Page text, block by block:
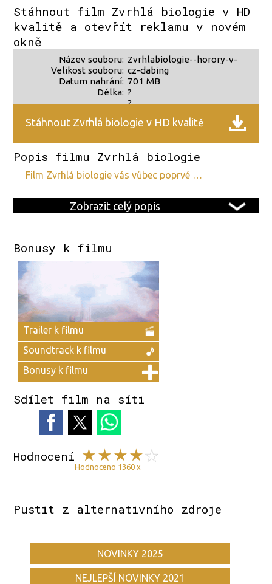
Stáhnout film Zvrhlá biologie v HD
kvalitě a otevřít reklamu v novém
okně
Název souboru:
Velikost souboru:
Datum nahrání:
Délka:
Zvrhlabiologie--horory-v-
cz-dabing
701 MB
?
?
Stáhnout Zvrhlá biologie v HD kvalitě
Popis filmu Zvrhlá biologie
film Zvrhlá biologie vás vůbec poprvé …
Zobrazit celý popis
Bonusy k filmu
Trailer k filmu
Soundtrack k filmu
Bonusy k filmu
Sdílet film na síti
Hodnocení
Hodnoceno 1360 x
Pustit z alternativního zdroje
NOVINKY 2025
NEJLEPŠÍ NOVINKY 2021